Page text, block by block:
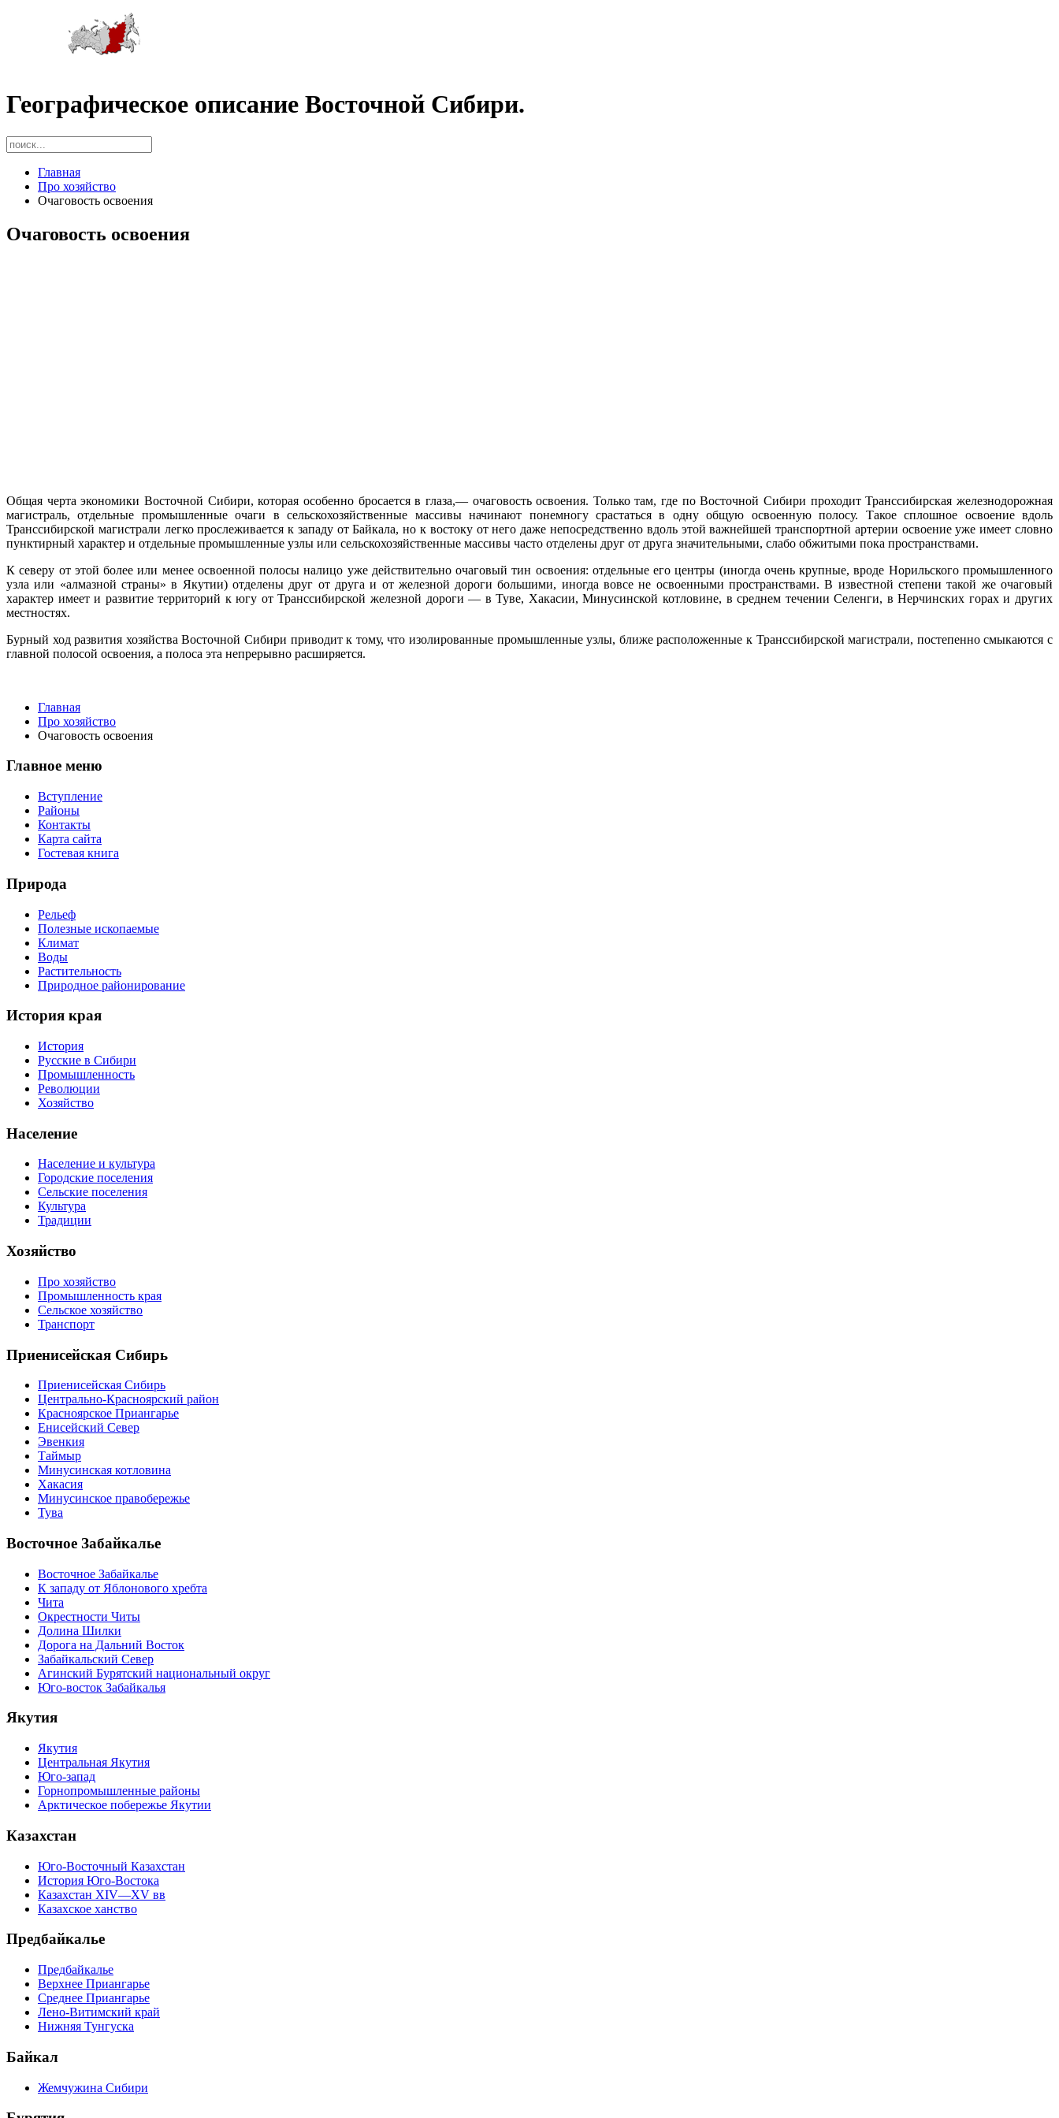
Географическое описание Восточной Сибири.
Главная
Про хозяйство
Очаговость освоения
Очаговость освоения
Общая черта экономики Восточной Си­бири, которая особенно бросается в гла­за,— очаговость освоения. Только там, где по Восточной Сибири проходит Транс­сибирская железнодорожная
магистраль, отдельные промышленные очаги в сельско­хозяйственные массивы начинают поне­многу срастаться в одну общую освоен­ную полосу. Такое сплошное освоение вдоль
Транссибирской магистрали легко прослеживается к западу от Байкала, но к востоку от него даже непосредственно вдоль этой важнейшей транспортной артерии освоение уже имеет словно
пунктирный характер и отдельные промыш­ленные узлы или сельскохозяйственные массивы часто отделены друг от друга значительными, слабо обжитыми пока про­странствами.
К северу от этой более или менее осво­енной полосы налицо уже действительно очаговый тин освоения: отдельные его центры (иногда очень крупные, вроде Но­рильского промышленного
узла или «ал­мазной страны» в Якутии) отделены друг от друга и от железной дороги большими, иногда вовсе не освоенными пространст­вами. В известной степени такой же оча­говый
характер имеет и развитие терри­торий к югу от Транссибирской железной дороги — в Туве, Хакасии, Минусинской котловине, в среднем течении Селенги, в Нерчинских горах и других
местностях.
Бурный ход развития хозяйства Восточ­ной Сибири приводит к тому, что изоли­рованные промышленные узлы, ближе расположенные к Транссибирской магист­рали, постепенно смыкаются с
главной полосой освоения, а полоса эта непрерыв­но расширяется.
Главная
Про хозяйство
Очаговость освоения
Главное меню
Вступление
Районы
Контакты
Карта сайта
Гостевая книга
Природа
Рельеф
Полезные ископаемые
Климат
Воды
Растительность
Природное районирование
История края
История
Русские в Сибири
Промышленность
Революции
Хозяйство
Население
Население и культура
Городские поселения
Сельские поселения
Культура
Традиции
Хозяйство
Про хозяйство
Промышленность края
Сельское хозяйство
Транспорт
Приенисейская Сибирь
Приенисейская Сибирь
Центрально-Красноярский район
Красноярское Приангарье
Енисейский Север
Эвенкия
Таймыр
Минусинская котловина
Хакасия
Минусинское правобережье
Тува
Восточное Забайкалье
Восточное Забайкалье
К западу от Яблонового хребта
Чита
Окрестности Читы
Долина Шилки
Дорога на Дальний Восток
Забайкальский Север
Агинский Бурятский национальный округ
Юго-восток Забайкалья
Якутия
Якутия
Центральная Якутия
Юго-запад
Горнопромышленные районы
Арктическое побережье Якутии
Казахстан
Юго-Восточный Казахстан
История Юго-Востока
Казахстан XIV—XV вв
Казахское ханство
Предбайкалье
Предбайкалье
Верхнее Приангарье
Среднее Приангарье
Лено-Витимский край
Нижняя Тунгуска
Байкал
Жемчужина Сибири